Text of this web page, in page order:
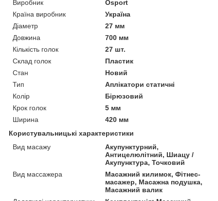
Виробник
Osport
Країна виробник
Україна
Діаметр
27 мм
Довжина
700 мм
Кількість голок
27 шт.
Склад голок
Пластик
Стан
Новий
Тип
Аплікатори статичні
Колір
Бірюзовий
Крок голок
5 мм
Ширина
420 мм
Користувальницькі характеристики
Вид масажу
Акупунктурний,
Антицелюлітний, Шиацу /
Акупунктура, Точковий
Вид массажера
Масажний килимок, Фітнес-
масажер, Масажна подушка,
Масажний валик